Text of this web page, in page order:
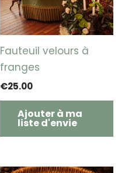
Fauteuil velours à
franges
€25.00
Ajouter à ma
liste d'envie